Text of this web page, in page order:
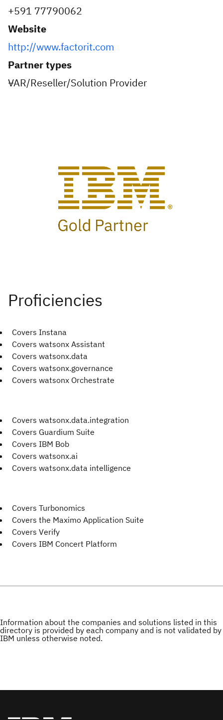
+591 77790062
Website
http://www.factorit.com
Partner types
VAR/Reseller/Solution Provider
Covers Instana
Covers watsonx Assistant
Covers watsonx.data
Covers watsonx.governance
Covers watsonx Orchestrate
Covers watsonx.data.integration
Covers Guardium Suite
Covers IBM Bob
Covers watsonx.ai
Covers watsonx.data intelligence
Covers Turbonomics
Covers the Maximo Application Suite
Covers Verify
Covers IBM Concert Platform
Information about the companies and solutions listed in this
directory is provided by each company and is not validated by
IBM unless otherwise noted.